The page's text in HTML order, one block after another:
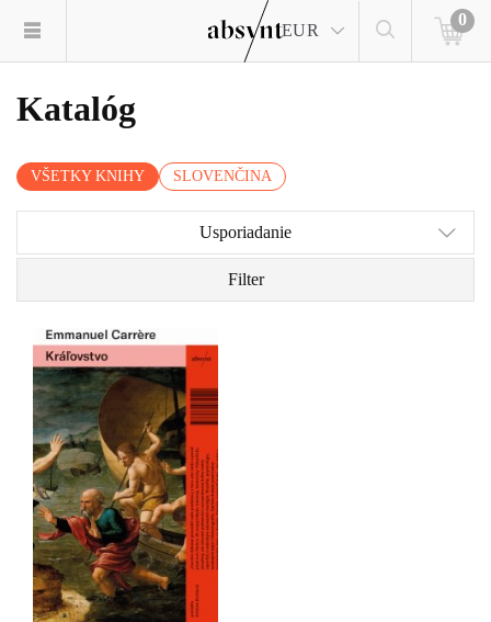
EUR
0
Katalóg
VŠETKY KNIHY SLOVENČINA
Usporiadanie
Filter
Hlavné postavy tohto
románu dôverne poznáte.
Ježiš Kristus, napríklad.
Alebo apoštol Pavol. Či
svätý Lukáš. Kráľovstvo
Emmanuela Carrèra je
výnimočná kniha, v ktorej
sa prelína autorov intímny
príbeh nájdenej i stratenej
viery v Boha s raným
vekom kresťanstva. Na
túto knihu len tak ľahko
nezabudnete.